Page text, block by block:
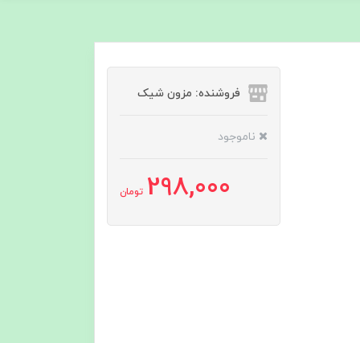
فروشنده: مزون شیک
ناموجود
298,000 تومان